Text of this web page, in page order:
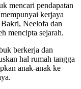
mencari pendapatan
kerjaya
Neelofa dan
mencipta sejarah.
berkerja dan
hal rumah tangga
anak-anak ke